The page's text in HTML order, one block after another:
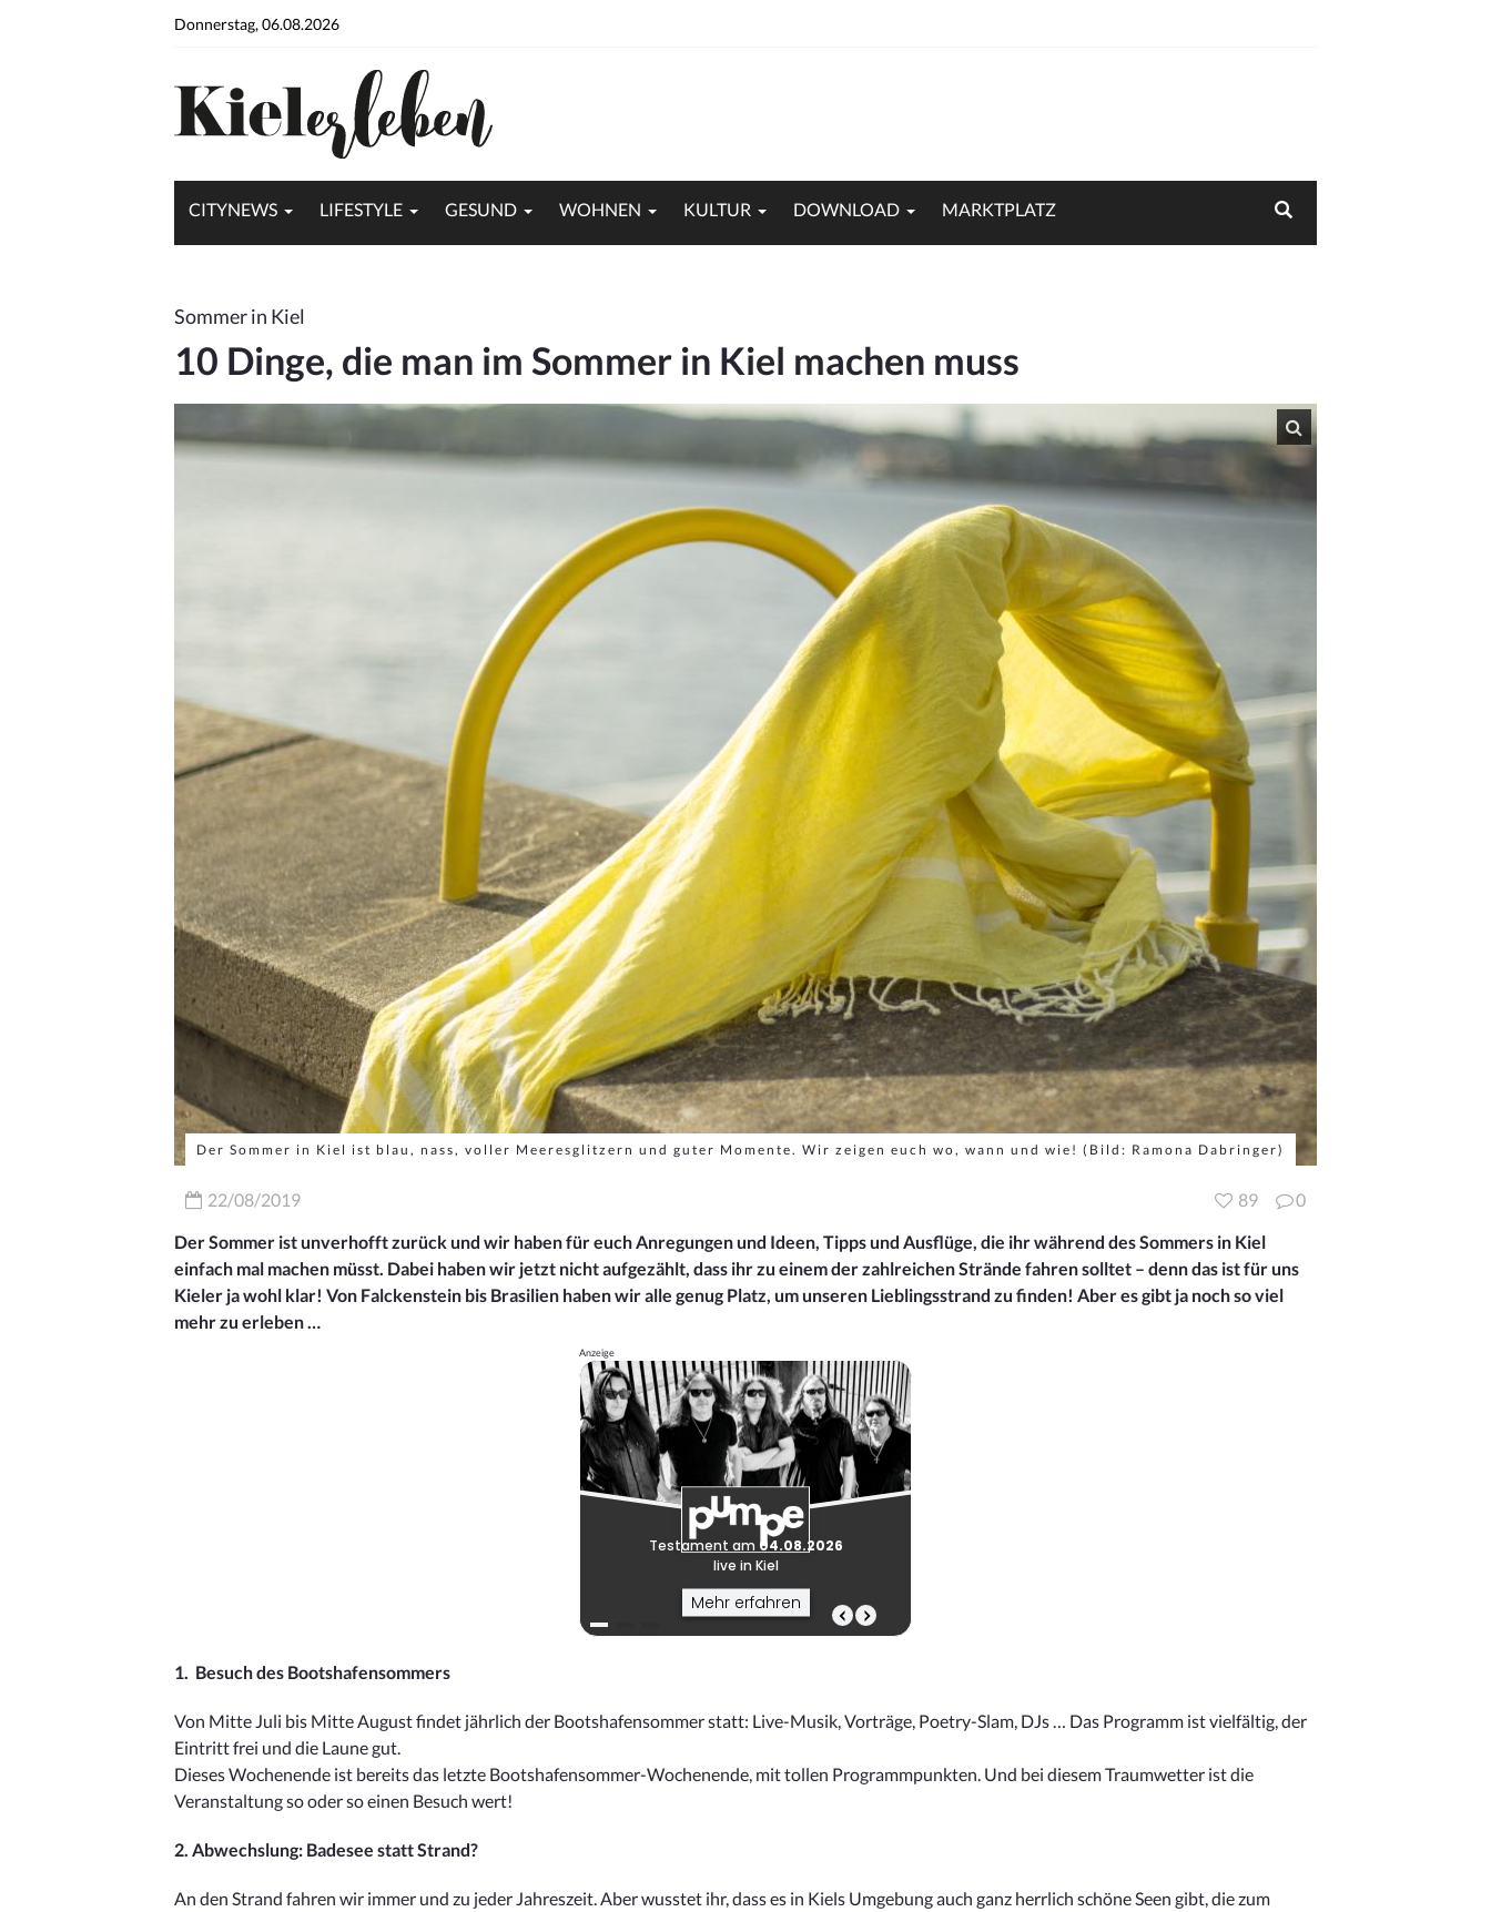
Donnerstag, 06.08.2026
CITYNEWS LIFESTYLE GESUND WOHNEN KULTUR DOWNLOAD MARKTPLATZ
Sommer in Kiel
10 Dinge, die man im Sommer in Kiel machen muss
Der Sommer in Kiel ist blau, nass, voller Meeresglitzern und guter Momente. Wir zeigen euch wo, wann und wie! (Bild: Ramona Dabringer)
22/08/2019 0
89
Der Sommer ist unverhofft zurück und wir haben für euch Anregungen und Ideen, Tipps und Ausflüge, die ihr während des Sommers in Kiel
einfach mal machen müsst. Dabei haben wir jetzt nicht aufgezählt, dass ihr zu einem der zahlreichen Strände fahren solltet – denn das ist für uns
Kieler ja wohl klar! Von Falckenstein bis Brasilien haben wir alle genug Platz, um unseren Lieblingsstrand zu finden! Aber es gibt ja noch so viel
mehr zu erleben …
Anzeige
1. Besuch des Bootshafensommers
Von Mitte Juli bis Mitte August findet jährlich der Bootshafensommer statt: Live-Musik, Vorträge, Poetry-Slam, DJs … Das Programm ist vielfältig, der
Eintritt frei und die Laune gut.
Dieses Wochenende ist bereits das letzte Bootshafensommer-Wochenende, mit tollen Programmpunkten. Und bei diesem Traumwetter ist die
Veranstaltung so oder so einen Besuch wert!
2. Abwechslung: Badesee statt Strand?
An den Strand fahren wir immer und zu jeder Jahreszeit. Aber wusstet ihr, dass es in Kiels Umgebung auch ganz herrlich schöne Seen gibt, die zum